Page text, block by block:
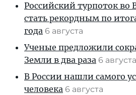
Российский турпоток
стать рекордным по
года 6 августа
Ученые предложили
Земли в два раза 6 августа
В России нашли самого
человека 6 августа